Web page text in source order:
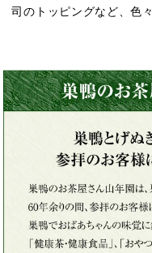
司のトッピングなど、色